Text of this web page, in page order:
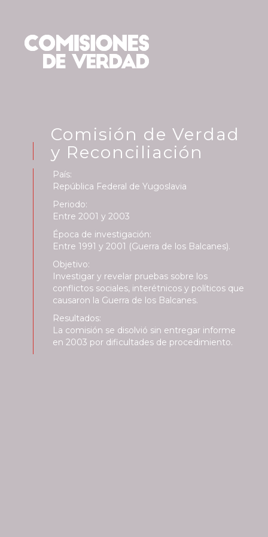
Comisión de Verdad
y Reconciliación
País:
República Federal de Yugoslavia
Periodo:
Entre 2001 y 2003
Época de investigación:
Entre 1991 y 2001 (Guerra de los Balcanes).
Objetivo:
Investigar y revelar pruebas sobre los
conflictos sociales, interétnicos y políticos que
causaron la Guerra de los Balcanes.
Resultados:
La comisión se disolvió sin entregar informe
en 2003 por dificultades de procedimiento.